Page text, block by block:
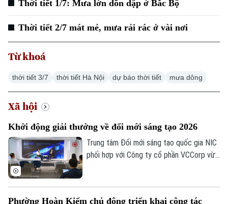
Thời tiết 1/7: Mưa lớn dồn dập ở Bắc Bộ
Thời tiết 2/7 mát mẻ, mưa rải rác ở vài nơi
Từ khoá
thời tiết 3/7 thời tiết Hà Nội dự báo thời tiết mưa dông
Xã hội
Khởi động giải thưởng về đổi mới sáng tạo 2026
Trung tâm Đổi mới sáng tạo quốc gia NIC
phối hợp với Công ty cổ phần VCCorp vừa
Phường Hoàn Kiếm chủ động triển khai công tác